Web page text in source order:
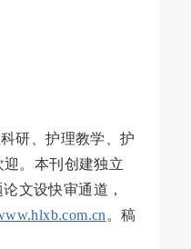
研、护理教学、护
。本刊创建独立
文设快审通道，
。稿